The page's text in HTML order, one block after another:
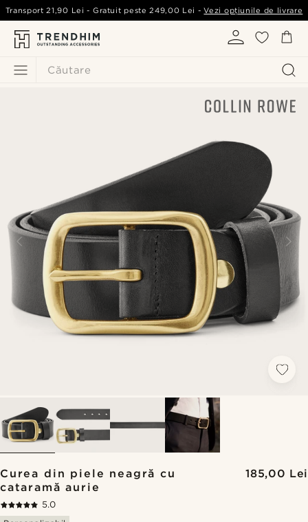
Căutare
Transport 21,90 Lei - Gratuit peste249,00 Lei -Vezi opțiunile de livrare
Curea din piele neagră cu
cataramă aurie
185,00 Lei
5.0